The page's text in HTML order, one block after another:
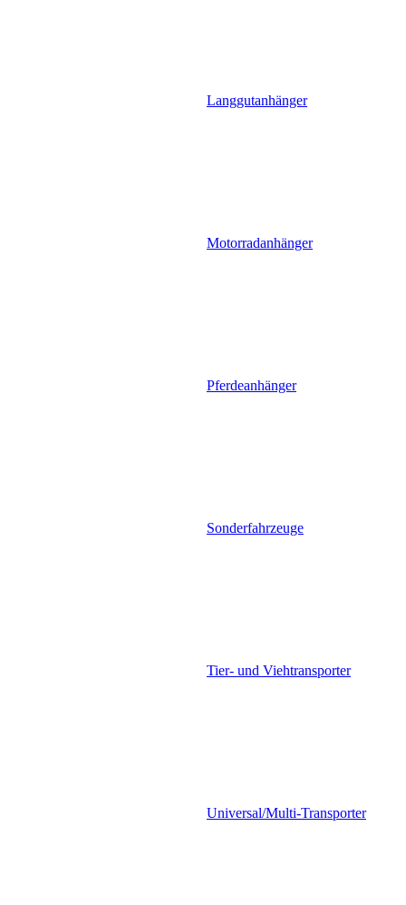
Langgutanhänger
Motorradanhänger
Pferdeanhänger
Sonderfahrzeuge
Tier- und Viehtransporter
Universal/Multi-Transporter